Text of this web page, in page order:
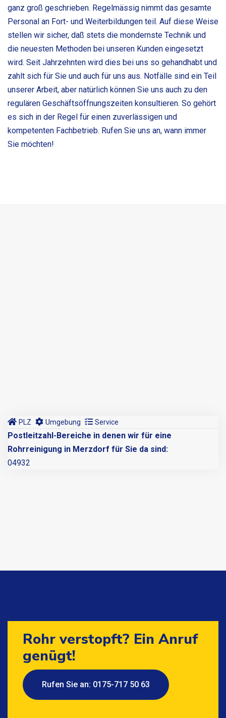
ganz groß geschrieben. Regelmässig nimmt das gesamte
Personal an Fort- und Weiterbildungen teil. Auf diese Weise
stellen wir sicher, daß stets die mondernste Technik und
die neuesten Methoden bei unseren Kunden eingesetzt
wird. Seit Jahrzehnten wird dies bei uns so gehandhabt und
zahlt sich für Sie und auch für uns aus. Notfälle sind ein Teil
unserer Arbeit, aber natürlich können Sie uns auch zu den
regulären Geschäftsöffnungszeiten konsultieren. So gehört
es sich in der Regel für einen zuverlässigen und
kompetenten Fachbetrieb. Rufen Sie uns an, wann immer
Sie möchten!
PLZ Umgebung Service
Postleitzahl-Bereiche in denen wir für eine
Rohrreinigung in Merzdorf für Sie da sind:
04932
Rohr verstopft? Ein Anruf
genügt!
Rufen Sie an: 0175-717 50 63